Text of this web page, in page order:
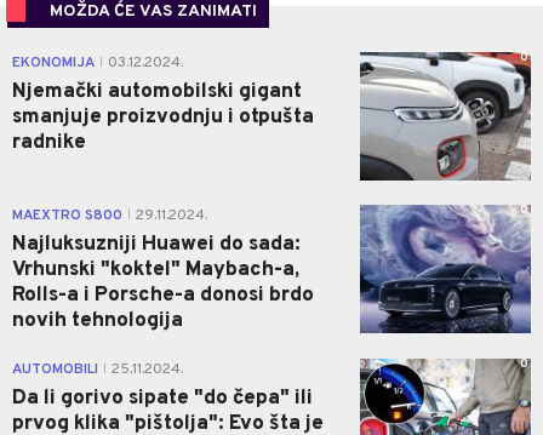
MOŽDA ĆE VAS ZANIMATI
EKONOMIJA 03.12.2024.
Njemački automobilski gigant
smanjuje proizvodnju i otpušta
radnike
0
MAEXTRO S800 29.11.2024.
Najluksuzniji Huawei do sada:
Vrhunski "koktel" Maybach-a,
Rolls-a i Porsche-a donosi brdo
novih tehnologija
0
AUTOMOBILI 25.11.2024.
Da li gorivo sipate "do čepa" ili
prvog klika "pištolja": Evo šta je
0